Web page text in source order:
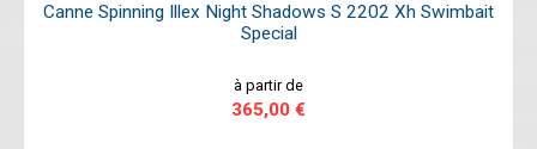
Canne Spinning Illex Night Shadows S 2202 Xh Swimbait
Special
à partir de
365,00 €